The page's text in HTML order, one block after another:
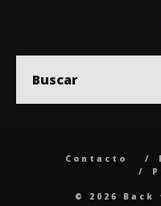
Contacto
© 2026